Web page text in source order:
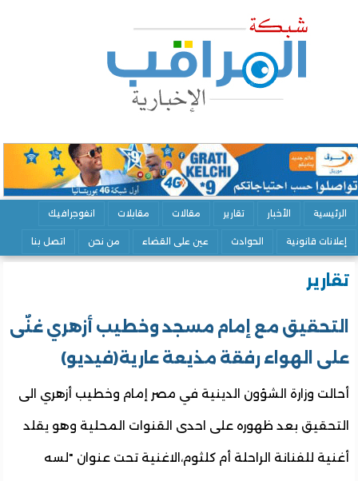
الرئيسية الأخبار تقارير مقالات مقابلات انفوجرافيك
إعلانات قانونية الحوادث عين على القضاء من نحن اتصل بنا
تقارير
التحقيق مع إمام مسجد وخطيب أزهري غنٌَى
على الهواء رفقة مذيعة عارية(فيديو)
أحالت وزارة الشؤون الدينية في مصر إمام وخطيب أزهري الى
التحقيق بعد ظهوره على احدى القنوات المحلية وهو يقلد
أغنية للفنانة الراحلة أم كلثوم،الاغنية تحت عنوان "لسه